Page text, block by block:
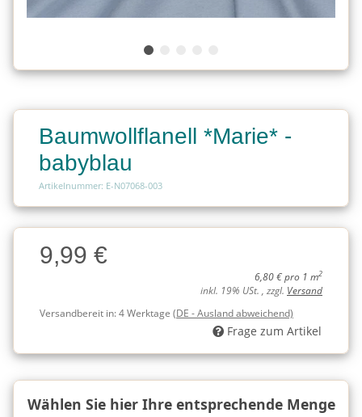
Baumwollflanell *Marie* -
babyblau
Artikelnummer: E-N07068-003
Charge
Charge9,99 €
6,80 € pro 1 m2
inkl. 19% USt. , zzgl. Versand
Versandbereit in:4 Werktage (DE - Ausland abweichend)
Frage zum Artikel
Wählen Sie hier Ihre entsprechende Menge